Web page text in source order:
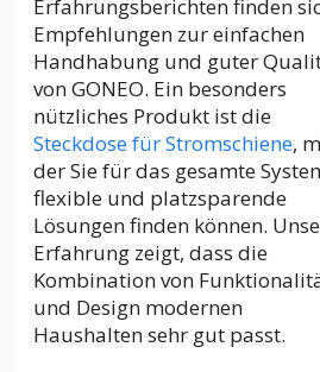
Erfahrungsberichten finden
Empfehlungen zur einfachen
Handhabung und guter
von GONEO. Ein besonders
nützliches Produkt ist die
Steckdose für Stromschiene,
der Sie für das gesamte
flexible und platzsparende
Lösungen finden können.
Erfahrung zeigt, dass die
Kombination von
und Design modernen
Haushalten sehr gut passt.